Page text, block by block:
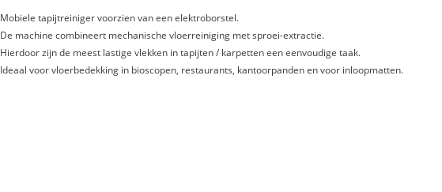
Mobiele tapijtreiniger voorzien van een elektroborstel.
De machine combineert mechanische vloerreiniging met sproei-extractie.
Hierdoor zijn de meest lastige vlekken in tapijten / karpetten een eenvoudige taak.
Ideaal voor vloerbedekking in bioscopen, restaurants, kantoorpanden en voor inloopmatten.